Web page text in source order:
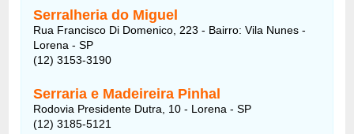
Serralheria do Miguel
Rua Francisco Di Domenico, 223 - Bairro: Vila Nunes -
Lorena - SP
(12) 3153-3190
Serraria e Madeireira Pinhal
Rodovia Presidente Dutra, 10 - Lorena - SP
(12) 3185-5121